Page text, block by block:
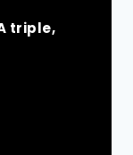
triple,